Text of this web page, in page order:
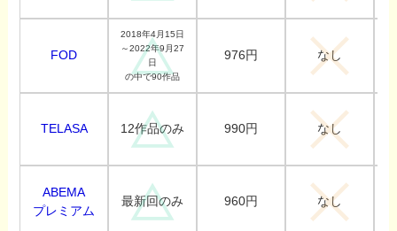
FOD
2018年4月15日
～2022年9月27
日
の中で90作品
976円 なし
TELASA 12作品のみ 990円 なし
ABEMA
プレミアム
最新回のみ 960円 なし